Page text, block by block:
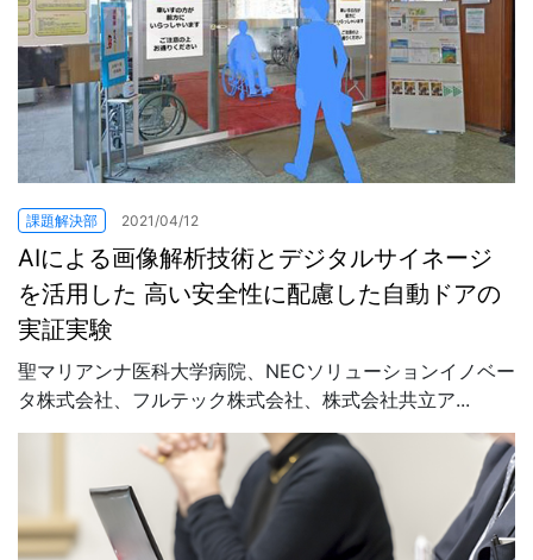
課題解決部 2021/04/12
AIによる画像解析技術とデジタルサイネージ
を活用した 高い安全性に配慮した自動ドアの
実証実験
聖マリアンナ医科大学病院、NECソリューションイノベー
タ株式会社、フルテック株式会社、株式会社共立ア...